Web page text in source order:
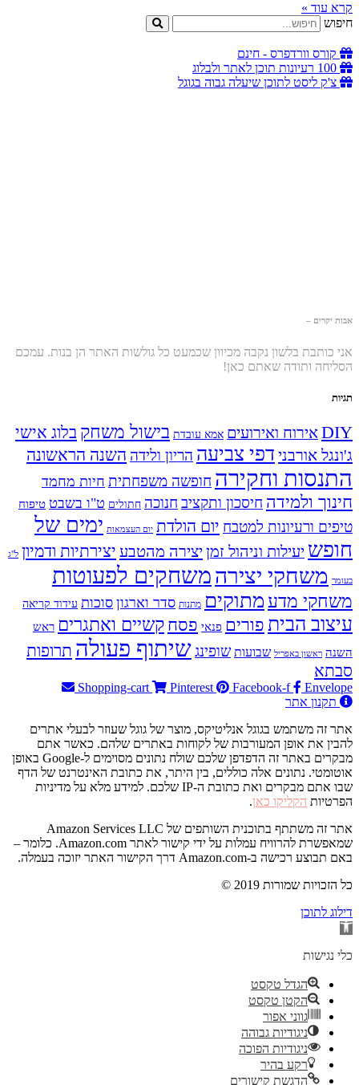
קרא עוד »
חיפוש
קורס וורדפרס - חינם
100 רעיונות תוכן לאתר ולבלוג
צ'ק ליסט לתוכן שיעלה גבוה בגוגל
אבות יקרים –
אני כותבת בלשון נקבה מכיוון שכמעט כל גולשות האתר הן בנות. עמכם
הסליחה ותודה שאתם כאן!
תגיות
DIYאירוח ואירועים אמא עובדת בישול משחק בלוג אישי
ג'ונגל אורבני דפי צביעה הריון ולידה השנה הראשונה
התנסות וחקירה חופשה משפחתית חיות מחמד
חינוך ולמידה חיסכון ותקציב חנוכה חתולים ט"ו בשבט טיפוח
טיפים ורעיונות למטבח יום הולדת יום העצמאות ימים של
חופש יעילות וניהול זמן יצירה מהטבע יצירתיות ודמיון ל"ג
בעומר משחקי יצירהמשחקים לפעוטות
משחקי מדע מתוקים מתנות סדר וארגון סוכות עידוד קריאה
עיצוב הבית פורים פנאי פסח קשיים ואתגרים ראש
השנה ראשון באפריל שבועות שופינגשיתוף פעולה תרופות
סבתא
Shopping-cart Pinterest Facebook-f
Envelope
תקנון אתר
אתר זה משתמש בגוגל אנליטיקס, מוצר של גוגל שעוזר לבעלי אתרים
להבין את אופן המעורבות של לקוחות באתרים שלהם. כאשר אתם
מבקרים באתר זה הדפדפן שלכם שולח נתונים מסוימים ל-Google באופן
אוטומטי. נתונים אלה כוללים, בין היתר, את כתובת האינטרנט של הדף
שבו אתם מבקרים ואת כתובת ה-IP שלכם. למידע מלא על מדיניות
הפרטיות הקליקו כאן.
אתר זה משתתף בתוכנית השותפים של Amazon Services LLC
שמאפשרת להרוויח עמלות על ידי קישור לאתר Amazon.com. כלומר –
באם תבוצע רכישה ב-Amazon.com דרך הקישור האתר יזוכה בעמלה.
© 2019 כל הזכויות שמורות
דילוג לתוכן
פתח
נגישות
כלי נגישות
הגדל טקסט
הקטן טקסט
גווני אפור
ניגודיות גבוהה
ניגודיות הפוכה
רקע בהיר
הדגשת קישורים